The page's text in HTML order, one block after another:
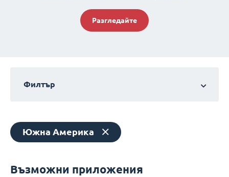
Разгледайте
Филтър
Южна Америка
Възможни приложения